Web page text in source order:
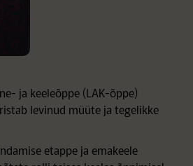
ja keeleõppe (LAK-õppe)
levinud müüte ja tegelikke
etappe ja emakeele